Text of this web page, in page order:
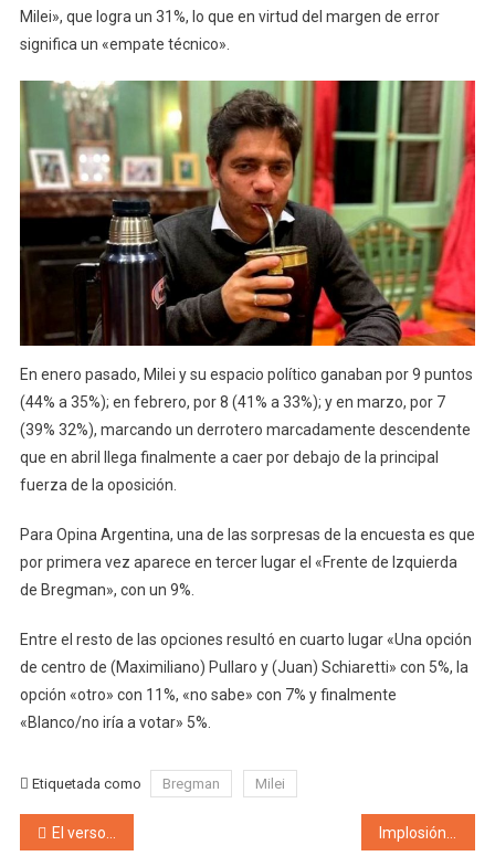
Milei», que logra un 31%, lo que en virtud del margen de error
significa un «empate técnico».
En enero pasado, Milei y su espacio político ganaban por 9 puntos
(44% a 35%); en febrero, por 8 (41% a 33%); y en marzo, por 7
(39% 32%), marcando un derrotero marcadamente descendente
que en abril llega finalmente a caer por debajo de la principal
fuerza de la oposición.
Para Opina Argentina, una de las sorpresas de la encuesta es que
por primera vez aparece en tercer lugar el «Frente de Izquierda
de Bregman», con un 9%.
Entre el resto de las opciones resultó en cuarto lugar «Una opción
de centro de (Maximiliano) Pullaro y (Juan) Schiaretti» con 5%, la
opción «otro» con 11%, «no sabe» con 7% y finalmente
«Blanco/no iría a votar» 5%.
Etiquetada como Bregman Milei
Navegación de entradas
El verso del derrame de la minería… no le llega a la gente: Según el INDEC, el Gran San Juan es hoy uno de los cinco aglomerados urbanos más pobres del país